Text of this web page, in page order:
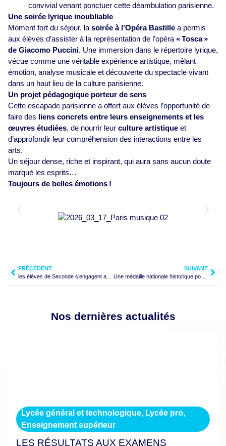
convivial venant ponctuer cette déambulation parisienne.
Une soirée lyrique inoubliable
Moment fort du séjour, la soirée à l’Opéra Bastille a permis
aux élèves d’assister à la représentation de l’opéra « Tosca »
de Giacomo Puccini. Une immersion dans le répertoire lyrique,
vécue comme une véritable expérience artistique, mêlant
émotion, analyse musicale et découverte du spectacle vivant
dans un haut lieu de la culture parisienne.
Un projet pédagogique porteur de sens
Cette escapade parisienne a offert aux élèves l’opportunité de
faire des liens concrets entre leurs enseignements et les
œuvres étudiées, de nourrir leur culture artistique et
d’approfondir leur compréhension des interactions entre les
arts.
Un séjour dense, riche et inspirant, qui aura sans aucun doute
marqué les esprits…
Toujours de belles émotions !
PRÉCÉDENT
SUIVANT
Une médaille nationale historique pour le lycée Saint‑Joseph
Nos dernières actualités
Lycée général et technologique, Lycée pro,
Enseignement supérieur
LES RÉSULTATS AUX EXAMENS